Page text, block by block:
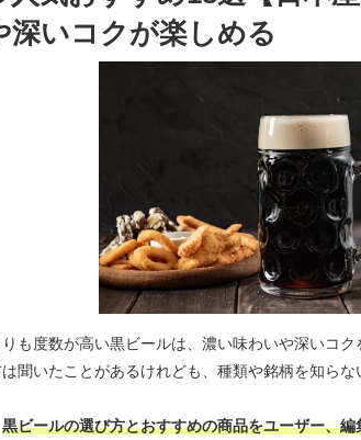
深いコクが楽しめる
も度数が高い黒ビールは、濃い味わいや深いコ
聞いたことがあるけれども、種類や銘柄を知らな
黒ビールの選び方とおすすめの商品をユーザー、